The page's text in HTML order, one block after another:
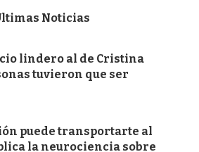
Noticias
lindero al de Cristina
tuvieron que ser
puede transportarte al
la neurociencia sobre